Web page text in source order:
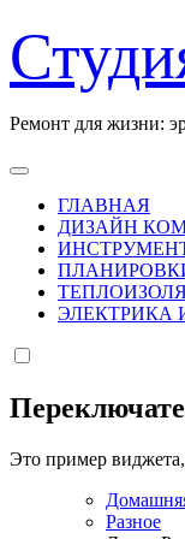
к
содержанию
Ремонт для жизни:
ГЛАВНАЯ
ДИЗАЙН
ЭЛЕКТРИКА
Это пример
Разное